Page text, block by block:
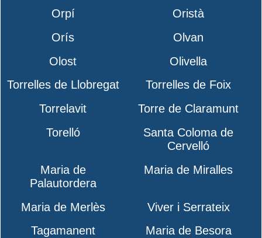
Orpí
Oristà
Orís
Olvan
Olost
Olivella
Torrelles de Llobregat
Torrelles de Foix
Torrelavit
Torre de Claramunt
Torelló
Santa Coloma de
Cervelló
Maria de
Palautordera
Maria de Miralles
Maria de Merlès
Viver i Serrateix
Tagamanent
Maria de Besora